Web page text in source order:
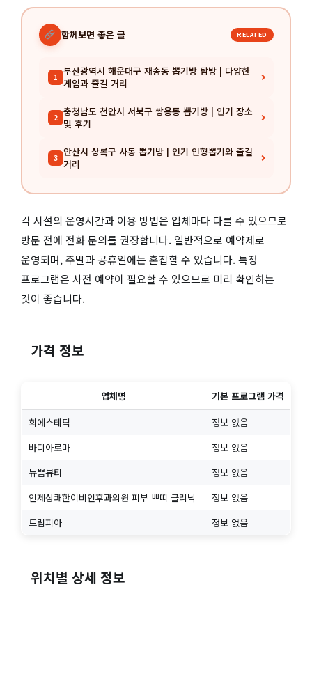
함께보면 좋은 글 RELATED
1 부산광역시 해운대구 재송동 뽑기방 탐방 | 다양한
게임과 즐길 거리
2 충청남도 천안시 서북구 쌍용동 뽑기방 | 인기 장소
및 후기
3 안산시 상록구 사동 뽑기방 | 인기 인형뽑기와 즐길
거리
각 시설의 운영시간과 이용 방법은 업체마다 다를 수 있으므로
방문 전에 전화 문의를 권장합니다. 일반적으로 예약제로
운영되며, 주말과 공휴일에는 혼잡할 수 있습니다. 특정
프로그램은 사전 예약이 필요할 수 있으므로 미리 확인하는
것이 좋습니다.
가격 정보
업체명
기본 프로그램 가격
희에스테틱
정보 없음
바디아로마
정보 없음
뉴쁨뷰티
정보 없음
인제상쾌한이비인후과의원 피부 쁘띠 클리닉
정보 없음
드림피아
정보 없음
위치별 상세 정보